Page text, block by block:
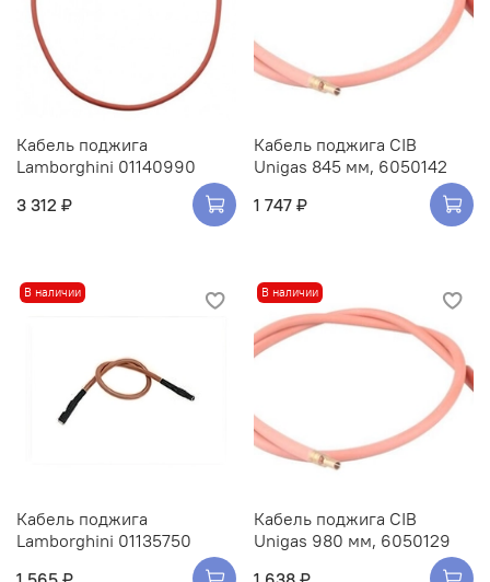
Кабель поджига
Lamborghini 01140990
3 312 ₽
Кабель поджига CIB
Unigas 845 мм, 6050142
1 747 ₽
В наличии
Кабель поджига
Lamborghini 01135750
В наличии
Кабель поджига CIB
Unigas 980 мм, 6050129